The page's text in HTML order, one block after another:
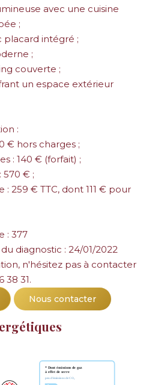
avec une cuisine
;
placard intégré ;
;
couverte ;
un espace extérieur
:
€ hors charges ;
: 140 € (forfait) ;
570 € ;
: 259 € TTC, dont 111 € pour
: 377
diagnostic : 24/01/2022
n'hésitez pas à contacter
38 31.
Nous contacter